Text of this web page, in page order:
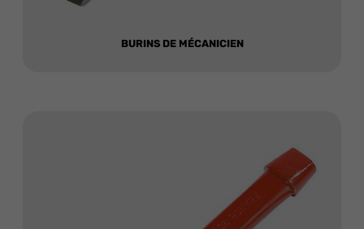
BURINS DE MÉCANICIEN